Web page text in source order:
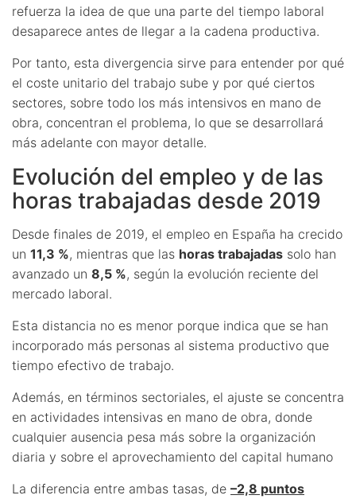
refuerza la idea de que una parte del tiempo laboral
desaparece antes de llegar a la cadena productiva.
Por tanto, esta divergencia sirve para entender por qué
el coste unitario del trabajo sube y por qué ciertos
sectores, sobre todo los más intensivos en mano de
obra, concentran el problema, lo que se desarrollará
más adelante con mayor detalle.
Evolución del empleo y de las
horas trabajadas desde 2019
Desde finales de 2019, el empleo en España ha crecido
un 11,3 %, mientras que las horas trabajadas solo han
avanzado un 8,5 %, según la evolución reciente del
mercado laboral.
Esta distancia no es menor porque indica que se han
incorporado más personas al sistema productivo que
tiempo efectivo de trabajo.
Además, en términos sectoriales, el ajuste se concentra
en actividades intensivas en mano de obra, donde
cualquier ausencia pesa más sobre la organización
diaria y sobre el aprovechamiento del capital humano
La diferencia entre ambas tasas, de –2,8 puntos